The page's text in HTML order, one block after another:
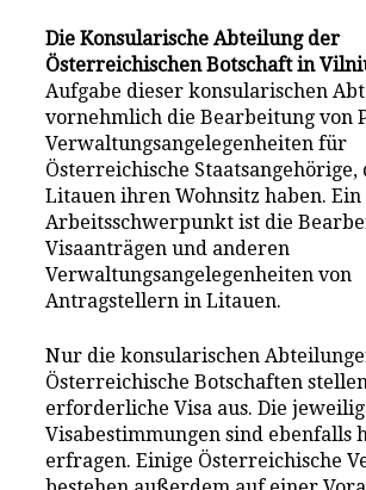
Die Konsularische Abteilung der
Österreichischen Botschaft in
Aufgabe dieser konsularischen
vornehmlich die Bearbeitung von
Verwaltungsangelegenheiten für
Österreichische Staatsangehörige,
Litauen ihren Wohnsitz haben.
Arbeitsschwerpunkt ist die
Visaanträgen und anderen
Verwaltungsangelegenheiten von
Antragstellern in Litauen.
Nur die konsularischen
Österreichische Botschaften
erforderliche Visa aus. Die
Visabestimmungen sind ebenfalls
erfragen. Einige Österreichische